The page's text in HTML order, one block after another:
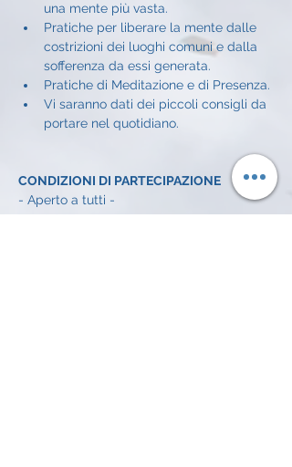
una mente più vasta.
Pratiche per liberare la mente dalle
costrizioni dei luoghi comuni e dalla
sofferenza da essi generata.
Pratiche di Meditazione e di Presenza.
Vi saranno dati dei piccoli consigli da
portare nel quotidiano.
CONDIZIONI DI PARTECIPAZIONE
- Aperto a tutti -